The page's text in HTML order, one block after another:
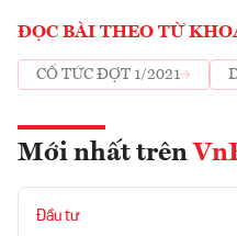
ĐỌC BÀI THEO TỪ
CỔ TỨC ĐỢT 1/2021
Mới nhất trên
Đầu tư